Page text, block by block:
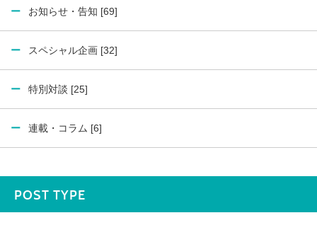
お知らせ・告知 [69]
スペシャル企画 [32]
特別対談 [25]
連載・コラム [6]
POST TYPE